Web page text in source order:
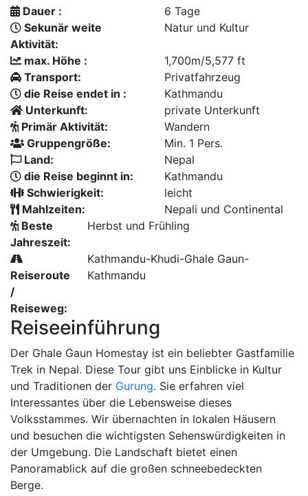
Dauer :
6 Tage
Sekunär weite
Aktivität:
Natur und Kultur
max. Höhe :
1,700m/5,577 ft
Transport:
Privatfahrzeug
die Reise endet in :
Kathmandu
Unterkunft:
private Unterkunft
Primär Aktivität:
Wandern
Gruppengröße:
Min. 1 Pers.
Land:
Nepal
die Reise beginnt in:
Kathmandu
Schwierigkeit:
leicht
Mahlzeiten:
Nepali und Continental
Beste
Jahreszeit:
Herbst und Frühling
Reiseroute
/
Reiseweg:
Kathmandu-Khudi-Ghale Gaun-
Kathmandu
Reiseeinführung
Der Ghale Gaun Homestay ist ein beliebter Gastfamilie
Trek in Nepal. Diese Tour gibt uns Einblicke in Kultur
und Traditionen der Gurung. Sie erfahren viel
Interessantes über die Lebensweise dieses
Volksstammes. Wir übernachten in lokalen Häusern
und besuchen die wichtigsten Sehenswürdigkeiten in
der Umgebung. Die Landschaft bietet einen
Panoramablick auf die großen schneebedeckten
Berge.